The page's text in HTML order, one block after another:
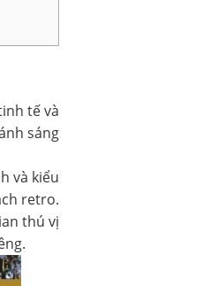
tế và
sáng
và kiểu
retro.
thú vị